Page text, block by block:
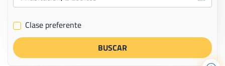
✔ Clase preferente